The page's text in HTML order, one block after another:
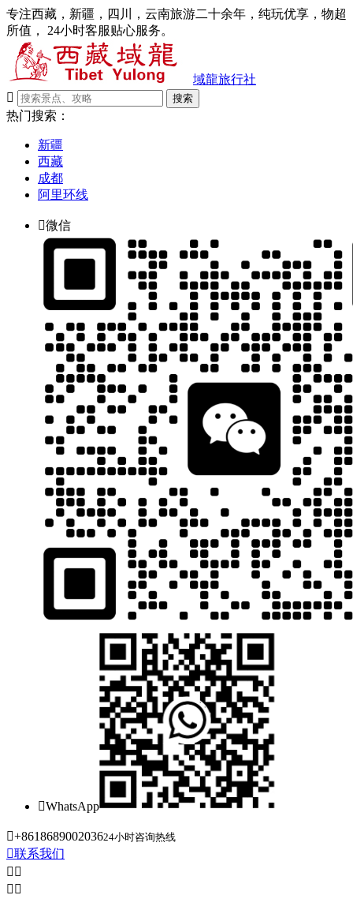
专注西藏，新疆，四川，云南旅游二十余年，纯玩优享，物超
所值， 24小时客服贴心服务。
域龍旅行社

搜索
热门搜索：
新疆
西藏
成都
阿里环线
微信
WhatsApp
+861868900203624小时咨询热线
联系我们
 
 